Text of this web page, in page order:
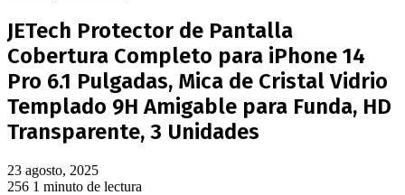
JETech Protector de Pantalla
Cobertura Completo para iPhone 14
Pro 6.1 Pulgadas, Mica de Cristal Vidrio
Templado 9H Amigable para Funda, HD
Transparente, 3 Unidades
23 agosto, 2025
256 1 minuto de lectura